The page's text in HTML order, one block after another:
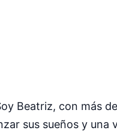
Beatriz, con más
sus sueños y